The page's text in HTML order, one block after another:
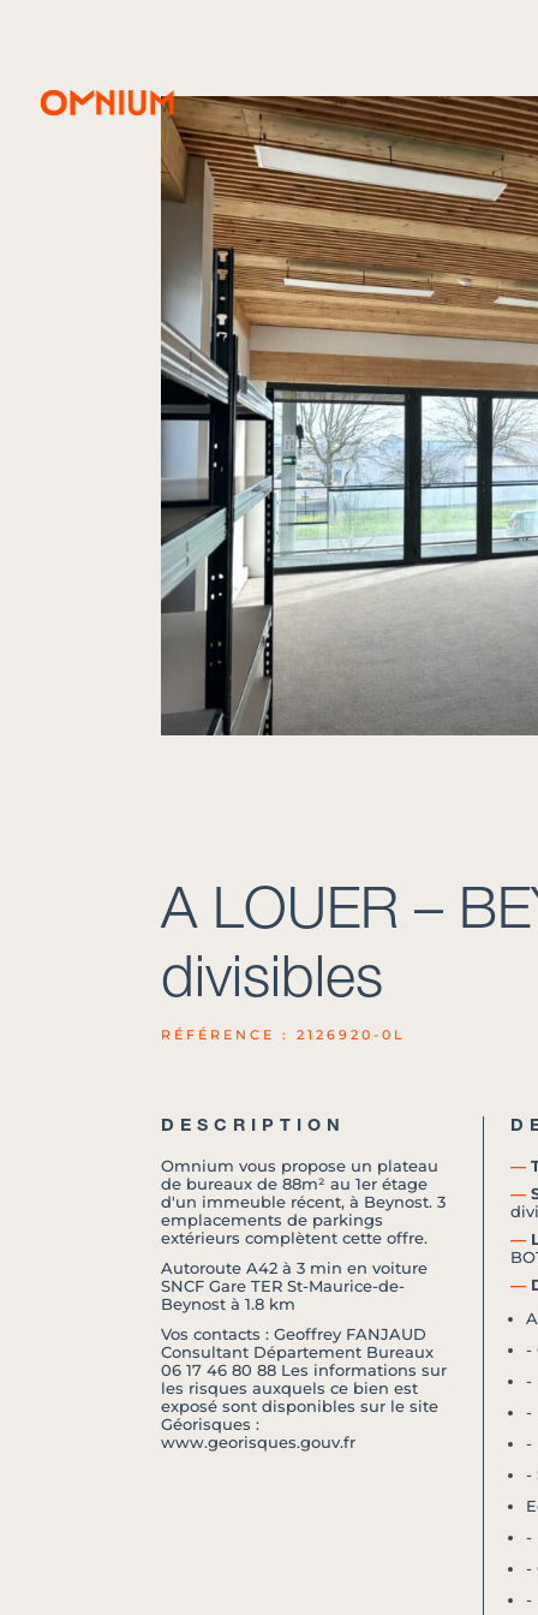
A LOUER –
divisibles
RÉFÉRENCE : 2126920-0L
DESCRIPTION
Omnium vous propose un plateau
de bureaux de 88m² au 1er étage
d'un immeuble récent, à Beynost. 3
emplacements de parkings
extérieurs complètent cette offre.
Autoroute A42 à 3 min en voiture
SNCF Gare TER St-Maurice-de-
Beynost à 1.8 km
Vos contacts : Geoffrey FANJAUD
Consultant Département Bureaux
06 17 46 80 88 Les informations sur
les risques auxquels ce bien est
exposé sont disponibles sur le site
Géorisques :
www.georisques.gouv.fr
―
―
―
―
-
-
-
-
-
-
-
-